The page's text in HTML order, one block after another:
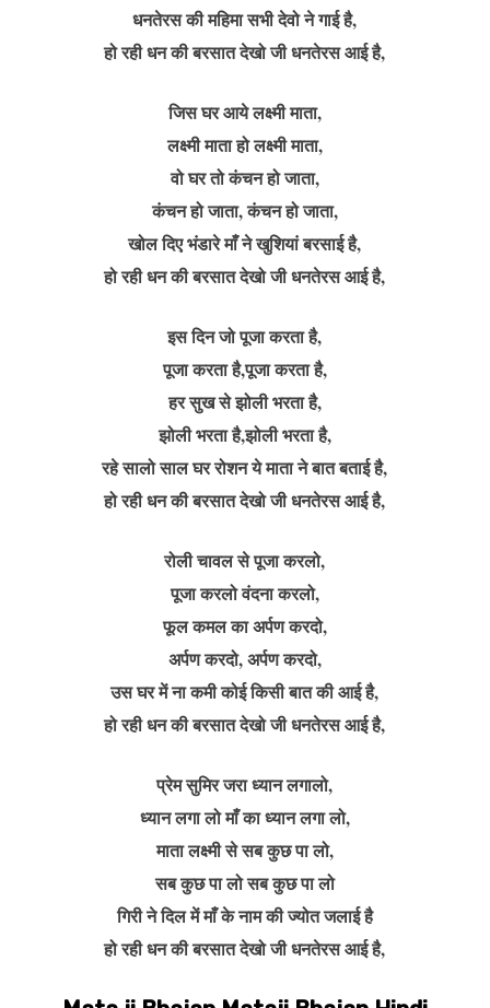
धनतेरस की महिमा सभी देवो ने गाई है,
हो रही धन की बरसात देखो जी धनतेरस आई है,
जिस घर आये लक्ष्मी माता,
लक्ष्मी माता हो लक्ष्मी माता,
वो घर तो कंचन हो जाता,
कंचन हो जाता, कंचन हो जाता,
खोल दिए भंडारे माँ ने खुशियां बरसाई है,
हो रही धन की बरसात देखो जी धनतेरस आई है,
इस दिन जो पूजा करता है,
पूजा करता है,पूजा करता है,
हर सुख से झोली भरता है,
झोली भरता है,झोली भरता है,
रहे सालो साल घर रोशन ये माता ने बात बताई है,
हो रही धन की बरसात देखो जी धनतेरस आई है,
रोली चावल से पूजा करलो,
पूजा करलो वंदना करलो,
फूल कमल का अर्पण करदो,
अर्पण करदो, अर्पण करदो,
उस घर में ना कमी कोई किसी बात की आई है,
हो रही धन की बरसात देखो जी धनतेरस आई है,
प्रेम सुमिर जरा ध्यान लगालो,
ध्यान लगा लो माँ का ध्यान लगा लो,
माता लक्ष्मी से सब कुछ पा लो,
सब कुछ पा लो सब कुछ पा लो
गिरी ने दिल में माँ के नाम की ज्योत जलाई है
हो रही धन की बरसात देखो जी धनतेरस आई है,